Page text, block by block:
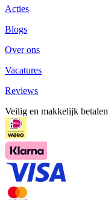
Acties
Blogs
Over ons
Vacatures
Reviews
Veilig en makkelijk betalen